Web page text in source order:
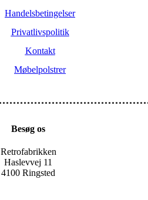
Handelsbetingelser
Privatlivspolitik
Kontakt
Møbelpolstrer
Besøg os
Retrofabrikken
Haslevvej 11
4100 Ringsted